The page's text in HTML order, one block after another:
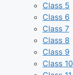
Class 5
Class 6
Class 7
Class 8
Class 9
Class 10